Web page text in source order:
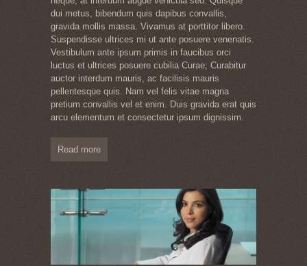
dui metus, bibendum quis dapibus convallis,
gravida mollis massa. Vivamus at porttitor libero.
Suspendisse ultrices mi ut ante posuere venenatis.
Vestibulum ante ipsum primis in faucibus orci
luctus et ultrices posuere cubilia Curae; Curabitur
auctor interdum mauris, ac facilisis mauris
pellentesque quis. Nam vel felis vitae magna
pretium convallis vel et enim. Duis gravida erat quis
arcu elementum et consectetur ipsum dignissim.
Read more